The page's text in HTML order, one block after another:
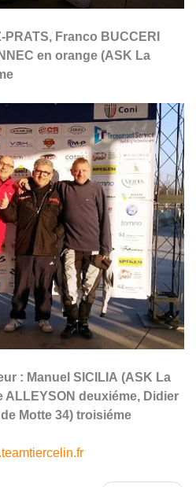
Franco BUCCERI
en orange (ASK La
: Manuel SICILIA (ASK La
ALLEYSON deuxiéme, Didier
Motte 34) troisiéme